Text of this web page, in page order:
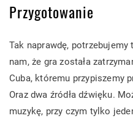
Przygotowanie
Tak naprawdę,
nam, że gra została
Cuba, któremu przypiszemy
Oraz dwa źródła dźwięku.
muzykę, przy czym tylko